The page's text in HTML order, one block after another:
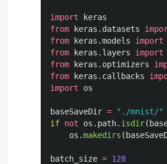
import
keras
from
keras.datasets
from
keras.models import
from
keras.layers import
from
keras.optimizers
from
keras.callbacks
import
os
baseSaveDir = " ./mnist/"
if not os . path. isdir(
os .makedirs (
batch_size = 128